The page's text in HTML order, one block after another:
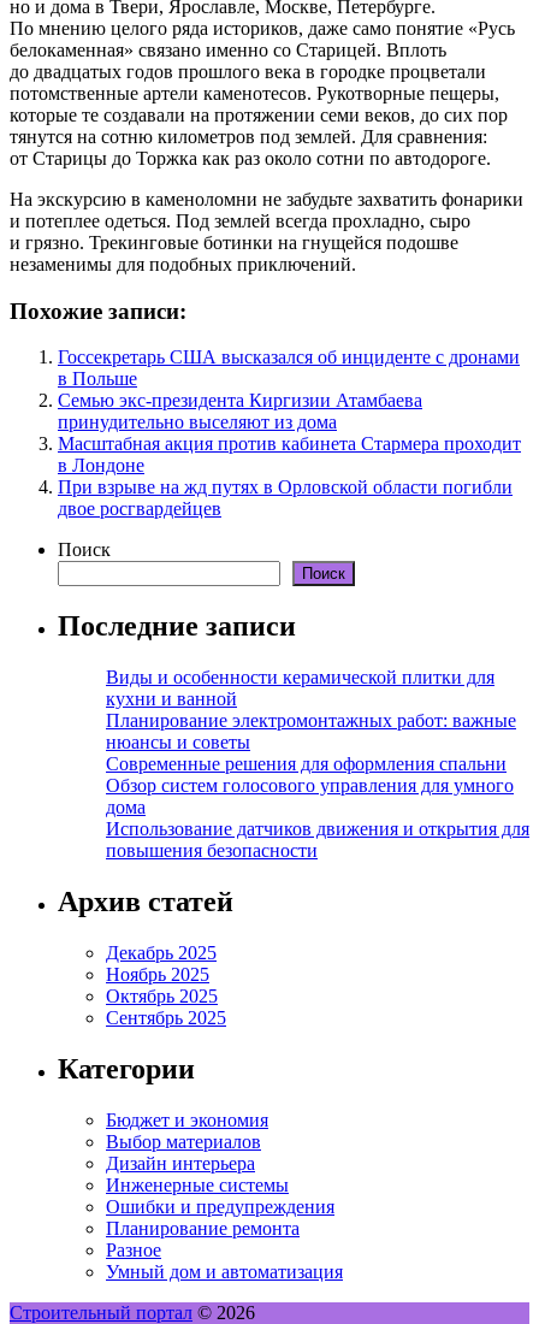
но и дома в Твери, Ярославле, Москве, Петербурге.
По мнению целого ряда историков, даже само понятие «Русь
белокаменная» связано именно со Старицей. Вплоть
до двадцатых годов прошлого века в городке процветали
потомственные артели каменотесов. Рукотворные пещеры,
которые те создавали на протяжении семи веков, до сих пор
тянутся на сотню километров под землей. Для сравнения:
от Старицы до Торжка как раз около сотни по автодороге.
На экскурсию в каменоломни не забудьте захватить фонарики
и потеплее одеться. Под землей всегда прохладно, сыро
и грязно. Трекинговые ботинки на гнущейся подошве
незаменимы для подобных приключений.
Похожие записи:
Госсекретарь США высказался об инциденте с дронами
в Польше
Семью экс-президента Киргизии Атамбаева
принудительно выселяют из дома
Масштабная акция против кабинета Стармера проходит
в Лондоне
При взрыве на жд путях в Орловской области погибли
двое росгвардейцев
Поиск
Поиск
Последние записи
Виды и особенности керамической плитки для
кухни и ванной
Планирование электромонтажных работ: важные
нюансы и советы
Современные решения для оформления спальни
Обзор систем голосового управления для умного
дома
Использование датчиков движения и открытия для
повышения безопасности
Архив статей
Декабрь 2025
Ноябрь 2025
Октябрь 2025
Сентябрь 2025
Категории
Бюджет и экономия
Выбор материалов
Дизайн интерьера
Инженерные системы
Ошибки и предупреждения
Планирование ремонта
Разное
Умный дом и автоматизация
Строительный портал © 2026